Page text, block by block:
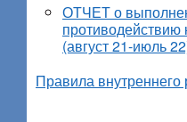
ОТЧЕТ о
противодействию
(август 21-июль
Правила